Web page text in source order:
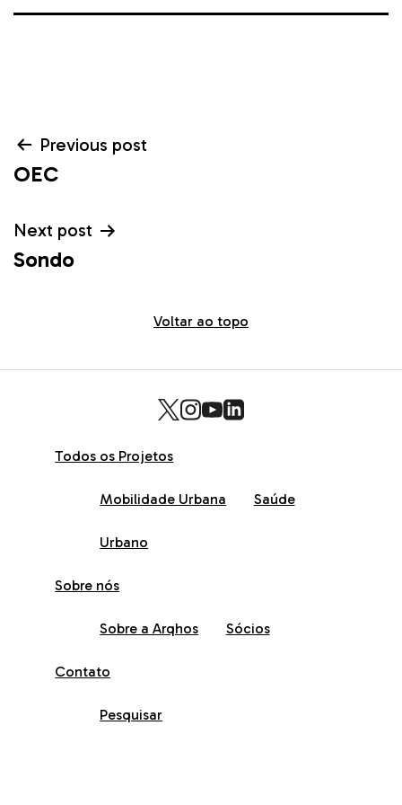
Navegação
de
Post
Previous post
OEC
Next post
Sondo
Voltar ao topo
Todos os Projetos
Mobilidade Urbana Saúde
Urbano
Sobre nós
Sobre a Arqhos Sócios
Contato
Pesquisar